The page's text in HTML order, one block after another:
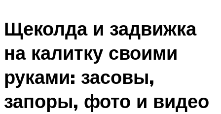
Щеколда и задвижка
на калитку своими
руками: засовы,
запоры, фото и видео